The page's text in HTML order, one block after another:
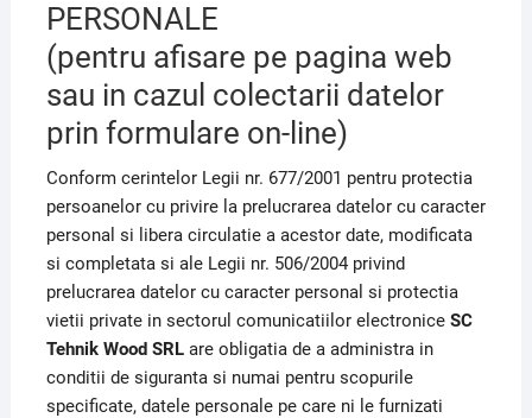
PERSONALE
(pentru afisare pe pagina web
sau in cazul colectarii datelor
prin formulare on-line)
Conform cerintelor Legii nr. 677/2001 pentru protectia
persoanelor cu privire la prelucrarea datelor cu caracter
personal si libera circulatie a acestor date, modificata
si completata si ale Legii nr. 506/2004 privind
prelucrarea datelor cu caracter personal si protectia
vietii private in sectorul comunicatiilor electronice SC
Tehnik Wood SRLare obligatia de a administra in
conditii de siguranta si numai pentru scopurile
specificate, datele personale pe care ni le furnizati